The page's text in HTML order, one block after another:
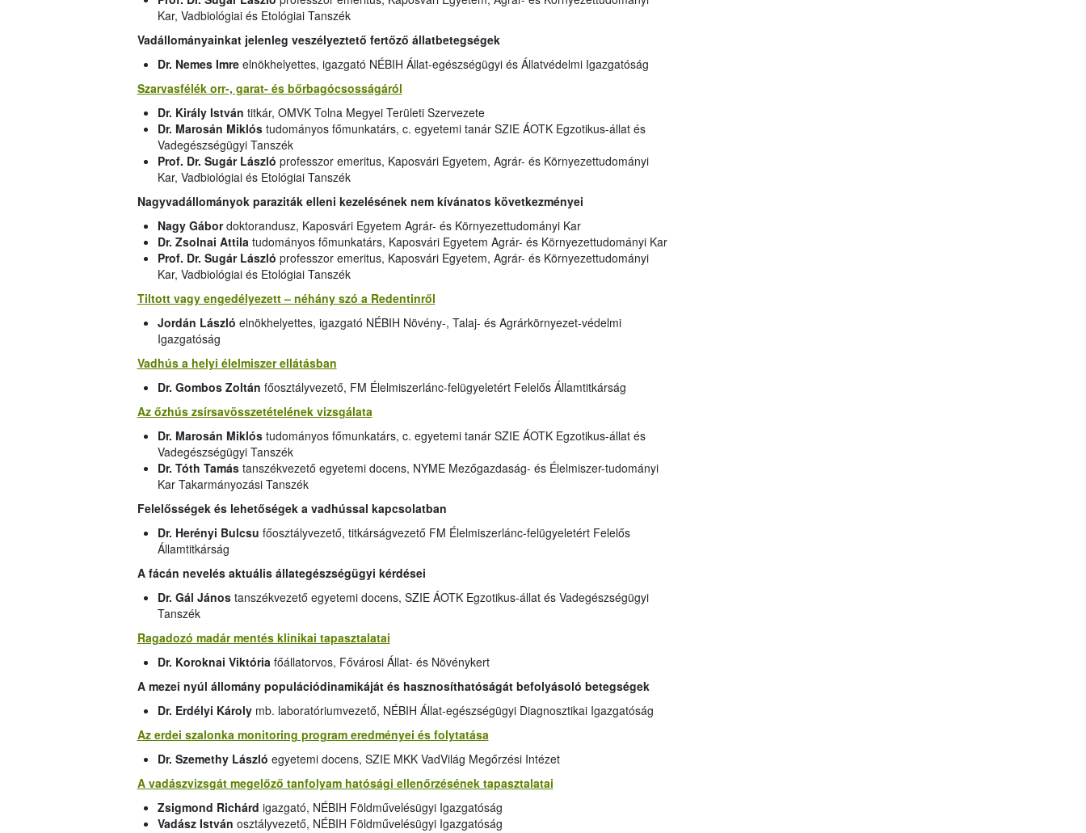
Kar, Vadbiológiai és Etológiai Tanszék
Vadállományainkat jelenleg veszélyeztető fertőző állatbetegségek
Dr. Nemes Imre elnökhelyettes, igazgató NÉBIH Állat-egészségügyi és Állatvédelmi Igazgatóság
Szarvasfélék orr-, garat- és bőrbagócsosságáról
Dr. Király István titkár, OMVK Tolna Megyei Területi Szervezete
Dr. Marosán Miklós tudományos főmunkatárs, c. egyetemi tanár SZIE ÁOTK Egzotikus-állat és
Vadegészségügyi Tanszék
Prof. Dr. Sugár László professzor emeritus, Kaposvári Egyetem, Agrár- és Környezettudományi
Kar, Vadbiológiai és Etológiai Tanszék
Nagyvadállományok paraziták elleni kezelésének nem kívánatos következményei
Nagy Gábordoktorandusz, Kaposvári Egyetem Agrár- és Környezettudományi Kar
Dr. Zsolnai Attila tudományos főmunkatárs, Kaposvári Egyetem Agrár- és Környezettudományi Kar
Prof. Dr. Sugár László professzor emeritus, Kaposvári Egyetem, Agrár- és Környezettudományi
Kar, Vadbiológiai és Etológiai Tanszék
Tiltott vagy engedélyezett – néhány szó a Redentinről
Jordán László elnökhelyettes, igazgató NÉBIH Növény-, Talaj- és Agrárkörnyezet-védelmi
Igazgatóság
Vadhús a helyi élelmiszer ellátásban
Dr. Gombos Zoltán főosztályvezető, FM Élelmiszerlánc-felügyeletért Felelős Államtitkárság
Az őzhús zsírsavösszetételének vizsgálata
Dr. Marosán Miklós tudományos főmunkatárs, c. egyetemi tanár SZIE ÁOTK Egzotikus-állat és
Vadegészségügyi Tanszék
Dr. Tóth Tamás tanszékvezető egyetemi docens, NYME Mezőgazdaság- és Élelmiszer-tudományi
Kar Takarmányozási Tanszék
Felelősségek és lehetőségek a vadhússal kapcsolatban
Dr. Herényi Bulcsu főosztályvezető, titkárságvezető FM Élelmiszerlánc-felügyeletért Felelős
Államtitkárság
A fácán nevelés aktuális állategészségügyi kérdései
Dr. Gál Jánostanszékvezető egyetemi docens, SZIE ÁOTK Egzotikus-állat és Vadegészségügyi
Tanszék
Ragadozó madár mentés klinikai tapasztalatai
Dr. Koroknai Viktória főállatorvos, Fővárosi Állat- és Növénykert
A mezei nyúl állomány populációdinamikáját és hasznosíthatóságát befolyásoló betegségek
Dr. Erdélyi Károlymb. laboratóriumvezető, NÉBIH Állat-egészségügyi Diagnosztikai Igazgatóság
Az erdei szalonka monitoring program eredményei és folytatása
Dr. Szemethy László egyetemi docens, SZIE MKK VadVilág Megőrzési Intézet
A vadászvizsgát megelőző tanfolyam hatósági ellenőrzésének tapasztalatai
Zsigmond Richárd igazgató, NÉBIH Földművelésügyi Igazgatóság
Vadász István osztályvezető, NÉBIH Földművelésügyi Igazgatóság